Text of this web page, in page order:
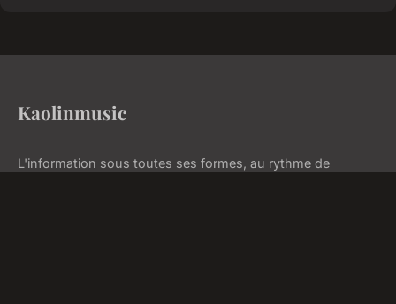
Kaolinmusic
L'information sous toutes ses formes, au rythme de